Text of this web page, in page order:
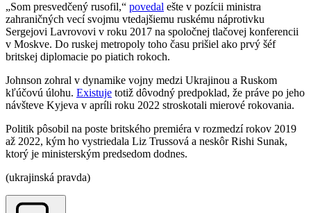
„Som presvedčený rusofil,“ povedal ešte v pozícii ministra
zahraničných vecí svojmu vtedajšiemu ruskému náprotivku
Sergejovi Lavrovovi v roku 2017 na spoločnej tlačovej konferencii
v Moskve. Do ruskej metropoly toho času prišiel ako prvý šéf
britskej diplomacie po piatich rokoch.
Johnson zohral v dynamike vojny medzi Ukrajinou a Ruskom
kľúčovú úlohu. Existuje totiž dôvodný predpoklad, že práve po jeho
návšteve Kyjeva v apríli roku 2022 stroskotali mierové rokovania.
Politik pôsobil na poste britského premiéra v rozmedzí rokov 2019
až 2022, kým ho vystriedala Liz Trussová a neskôr Rishi Sunak,
ktorý je ministerským predsedom dodnes.
(ukrajinská pravda)